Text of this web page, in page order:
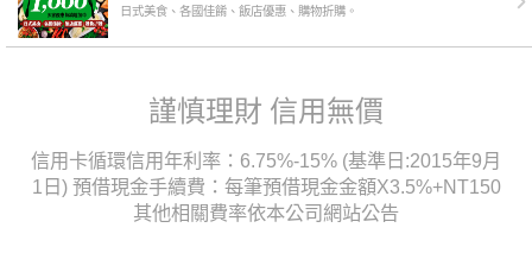
日式美食、各國佳餚、飯店優惠、購物折購。
謹慎理財 信用無價
信用卡循環信用年利率：6.75%-15% (基準日:2015年9月
1日) 預借現金手續費：每筆預借現金金額X3.5%+NT150
其他相關費率依本公司網站公告